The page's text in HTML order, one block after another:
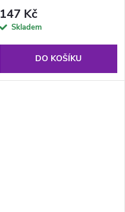
147 Kč
Skladem
DO KOŠÍKU